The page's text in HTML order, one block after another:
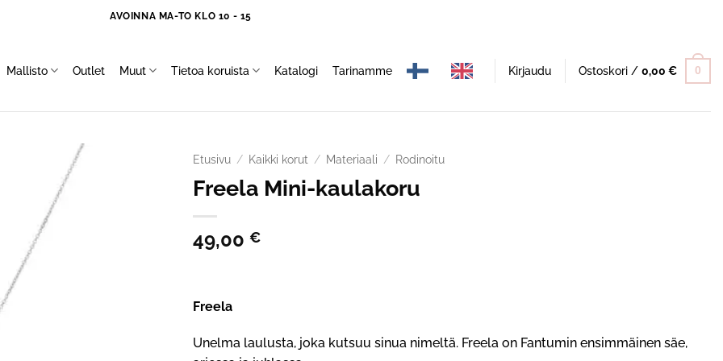
AVOINNA MA-TO KLO 10 - 15
Mallisto Outlet Muut Tietoa koruista Katalogi Tarinamme Kirjaudu Ostoskori /0,00€ 0
Etusivu / Kaikki korut / Materiaali / Rodinoitu
Freela Mini-kaulakoru
49,00 €
Freela
Unelma laulusta, joka kutsuu sinua nimeltä. Freela on Fantumin ensimmäinen säe,